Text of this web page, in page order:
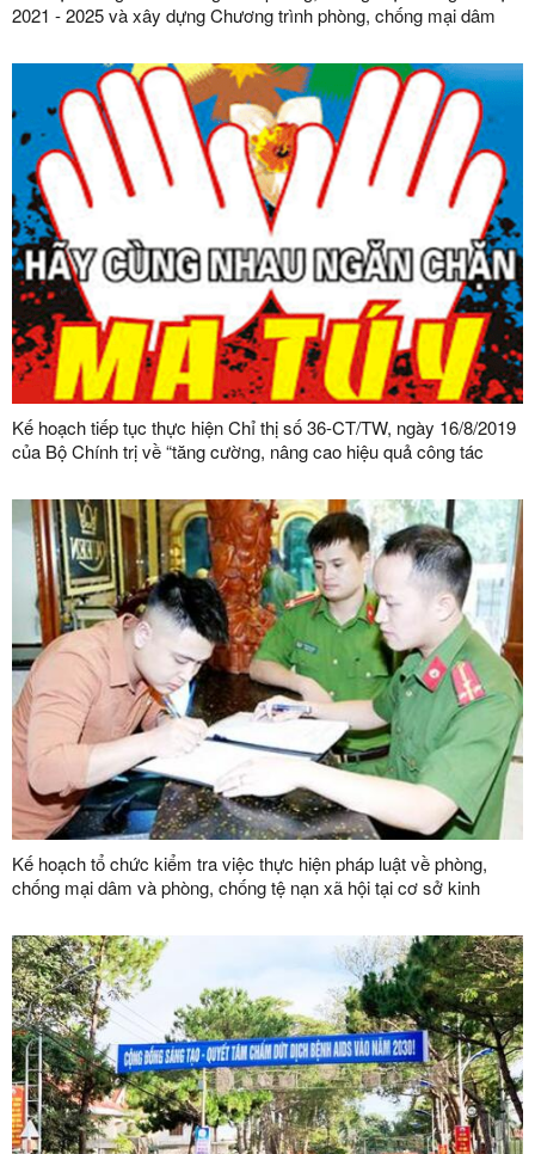
2021 - 2025 và xây dựng Chương trình phòng, chống mại dâm
Kế hoạch tiếp tục thực hiện Chỉ thị số 36-CT/TW, ngày 16/8/2019
của Bộ Chính trị về “tăng cường, nâng cao hiệu quả công tác
Kế hoạch tổ chức kiểm tra việc thực hiện pháp luật về phòng,
chống mại dâm và phòng, chống tệ nạn xã hội tại cơ sở kinh